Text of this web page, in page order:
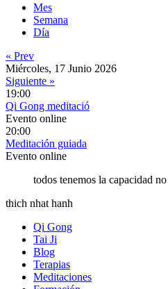
Mes
Semana
Día
« Prev
Miércoles, 17 Junio 2026
Siguiente »
19:00
Qi Gong meditació
Evento online
20:00
Meditación guiada
Evento online
todos tenemos la capacidad
thich nhat hanh
Qi Gong
Tai Ji
Blog
Terapias
Meditaciones